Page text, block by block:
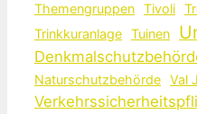
Themengruppen Tivoli
Trinkkuranlage Tuinen
Naturschutzbehörde Val